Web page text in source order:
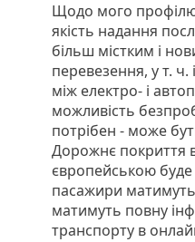
Щодо мого
якість надання
більш містким і
перевезення, у т.
між електро- і
можливість
потрібен - може
Дорожнє покриття
європейською буде
пасажири
матимуть повну
транспорту в